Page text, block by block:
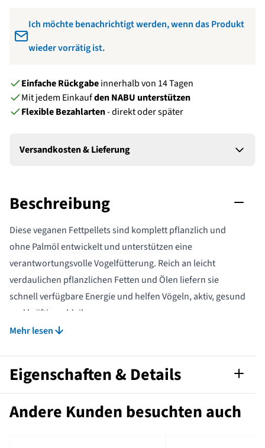
Ich möchte benachrichtigt werden, wenn das Produkt
wieder vorrätig ist.
Einfache Rückgabeinnerhalb von 14 Tagen
Mit jedem Einkaufden NABU unterstützen
Flexible Bezahlarten- direkt oder später
Versandkosten & Lieferung
Beschreibung
Diese veganen Fettpellets sind komplett pflanzlich und
ohne Palmöl entwickelt und unterstützen eine
verantwortungsvolle Vogelfütterung. Reich an leicht
verdaulichen pflanzlichen Fetten und Ölen liefern sie
schnell verfügbare Energie und helfen Vögeln, aktiv, gesund
und kräftig zu bleiben.
Die ausgewogene Rezeptur deckt den täglichen
geringem natürlichem Nahrungsangebot. Pflanzliche Fette
sind leichter verdaulich als tierische Fette und ermöglichen
eine schnelle Energieaufnahme. So bleiben Vögel in guter
Mehr lesen
Eigenschaften & Details
Artikelnummer
112180119
Andere Kunden besuchten auch